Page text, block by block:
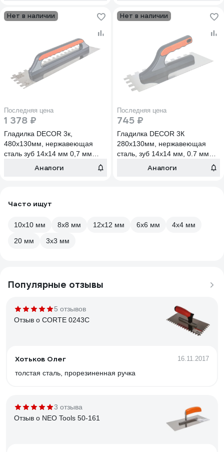
Нет в наличии
Последняя цена
1 378 ₽
Гладилка DECOR 3к,
480x130мм, нержавеющая
сталь зуб 14x14 мм 0,7 мм
Аналоги
Нет в наличии
Последняя цена
745 ₽
Гладилка DECOR 3К
280x130мм, нержавеющая
сталь, зуб 14x14 мм, 0.7 мм
Аналоги
Часто ищут
10х10 мм 8х8 мм 12х12 мм 6х6 мм
4х4 мм
20 мм
3х3 мм
Популярные отзывы
5 отзывов
Отзыв о CORTE 0243C
Хотьков Олег 16.11.2017
толстая сталь, прорезиненная ручка
3 отзыва
Отзыв о NEO Tools 50-161